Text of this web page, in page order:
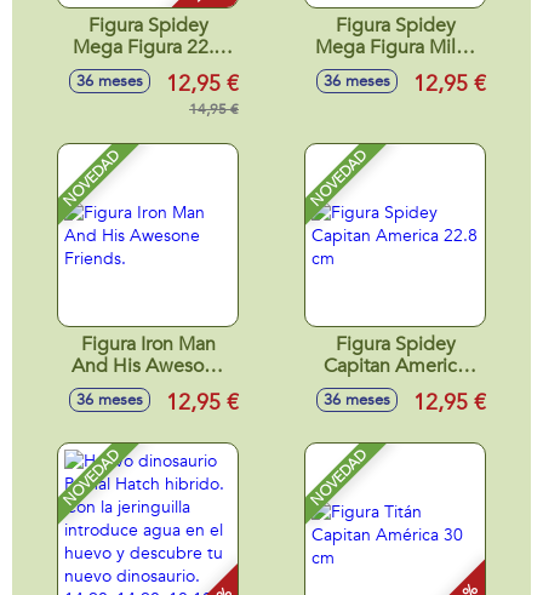
Figura Spidey
Mega Figura 22.8
cm
36 meses 12,95 €
14,95 €
Figura Spidey
Mega Figura Miles
Morales 22,8 cm
36 meses 12,95 €
NOVEDAD
Figura Iron Man
And His Awesone
Friends.
36 meses 12,95 €
NOVEDAD
Figura Spidey
Capitan America
22.8 cm
36 meses 12,95 €
NOVEDAD NOVEDAD